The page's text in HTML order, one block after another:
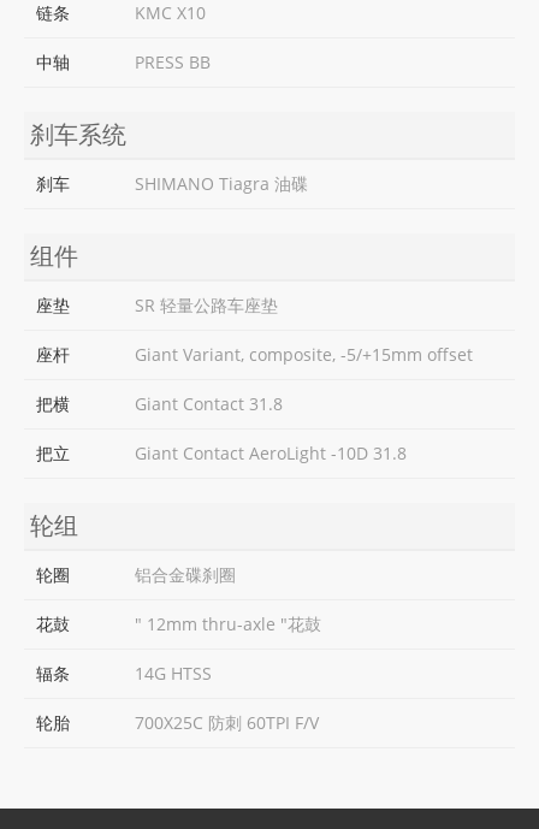
链条 KMC X10
中轴 PRESS BB
刹车系统
刹车 SHIMANO Tiagra 油碟
组件
座垫 SR 轻量公路车座垫
座杆 Giant Variant, composite, -5/+15mm offset
把横 Giant Contact 31.8
把立 Giant Contact AeroLight -10D 31.8
轮组
轮圈 铝合金碟刹圈
花鼓 " 12mm thru-axle "花鼓
辐条 14G HTSS
轮胎 700X25C 防刺 60TPI F/V